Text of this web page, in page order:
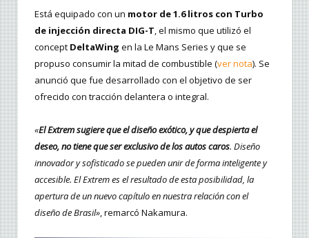
Está equipado con un motor de 1.6 litros con Turbo
de injección directa DIG-T, el mismo que utilizó el
concept DeltaWing en la Le Mans Series y que se
propuso consumir la mitad de combustible (ver nota). Se
anunció que fue desarrollado con el objetivo de ser
ofrecido con tracción delantera o integral.
«El Extrem sugiere que el diseño exótico, y que despierta el
deseo, no tiene que ser exclusivo de los autos caros. Diseño
innovador y sofisticado se pueden unir de forma inteligente y
accesible. El Extrem es el resultado de esta posibilidad, la
apertura de un nuevo capítulo en nuestra relación con el
diseño de Brasil», remarcó Nakamura.